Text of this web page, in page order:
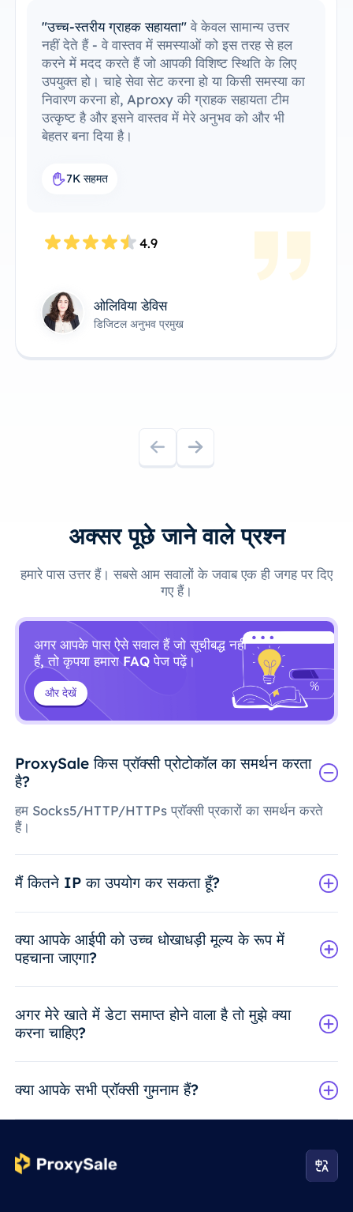
का
"मेरे उपकरणों के साथ एकीकृत करना आसान
आसानी से ProxySale को अपने मौजूदा
एकीकृत करने में सक्षम रहा हूँ। सेटअप
और सहज थी, और मैं बिना किसी समस्या के
चलाने में सक्षम था। मेरे द्वारा पहले से उपयोग
वाले उपकरणों के साथ ProxySale की
जेम्स एंडरसन
अक्सर पूछे जाने वाले प्रश्न
हमारे पास उत्तर हैं। सबसे आम सवालों के जवाब एक ही जगह पर दिए
गए हैं।
अगर आपके पास ऐसे सवाल हैं जो सूचीबद्ध नहीं
हैं, तो कृपया हमारा FAQ पेज पढ़ें।
और देखें
ProxySale किस प्रॉक्सी प्रोटोकॉल का समर्थन करता
है?
हम Socks5/HTTP/HTTPs प्रॉक्सी प्रकारों का समर्थन करते
हैं।
मैं कितने IP का उपयोग कर सकता हूँ?
क्या आपके आईपी को उच्च धोखाधड़ी मूल्य के रूप में
पहचाना जाएगा?
अगर मेरे खाते में डेटा समाप्त होने वाला है तो मुझे क्या
करना चाहिए?
क्या आपके सभी प्रॉक्सी गुमनाम हैं?